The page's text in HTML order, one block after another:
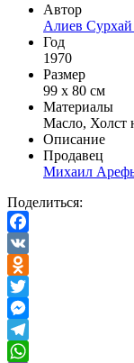
Автор
Алиев
Год
1970
Размер
99 х 80 см
Материалы
Масло, Холст
Описание
Продавец
Михаил
Поделиться:
Facebook
VK
Odnoklassniki
Twitter
Messenger
Telegram